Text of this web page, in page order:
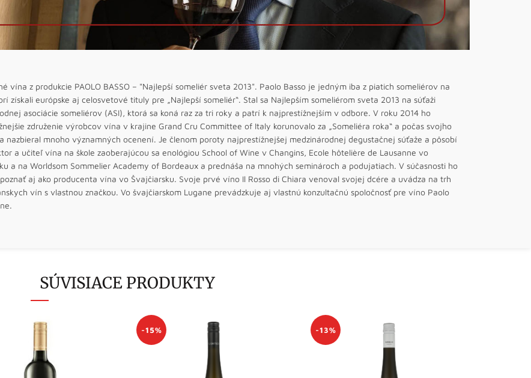
vína z produkcie PAOLO BASSO – "Najlepší someliér sveta 2013". Paolo Basso je jedným iba z piatich someliérov na
získali európske aj celosvetové tituly pre „Najlepší someliér“. Stal sa Najlepším someliérom sveta 2013 na súťaži
asociácie someliérov (ASI), ktorá sa koná raz za tri roky a patrí k najprestížnejším v odbore. V roku 2014 ho
združenie výrobcov vína v krajine Grand Cru Committee of Italy korunovalo za „Someliéra roka“ a počas svojho
nazbieral mnoho významných ocenení. Je členom poroty najprestížnejšej medzinárodnej degustačnej súťaže a pôsobí
a učiteľ vína na škole zaoberajúcou sa enológiou School of Wine v Changins, Ecole hôtelière de Lausanne vo
a na Worldsom Sommelier Academy of Bordeaux a prednáša na mnohých seminároch a podujatiach. V súčasnosti ho
aj ako producenta vína vo Švajčiarsku. Svoje prvé víno Il Rosso di Chiara venoval svojej dcére a uvádza na trh
vín s vlastnou značkou. Vo švajčiarskom Lugane prevádzkuje aj vlastnú konzultačnú spoločnosť pre víno Paolo
SÚVISIACE PRODUKTY
-15% -13%